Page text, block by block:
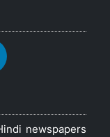
newspapers